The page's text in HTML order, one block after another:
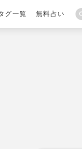
グ一覧 無料占い